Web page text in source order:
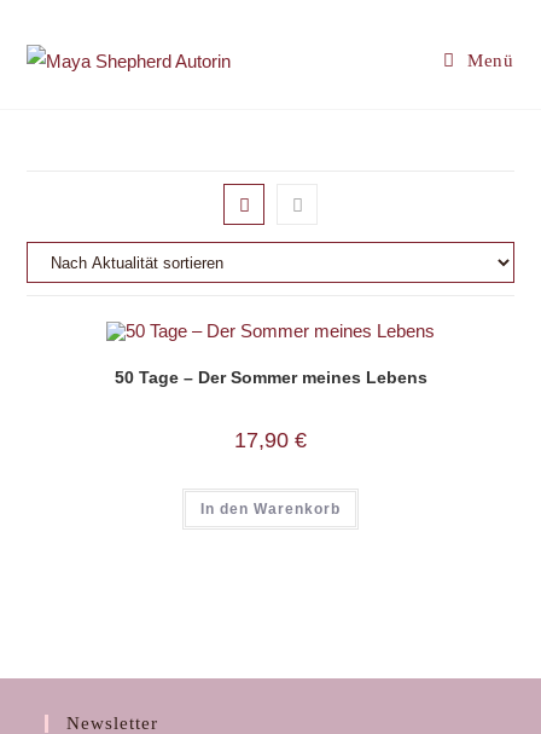
Inhalt
springen
Menü
50 Tage – Der Sommer meines Lebens
17,90 €
In den Warenkorb
Newsletter